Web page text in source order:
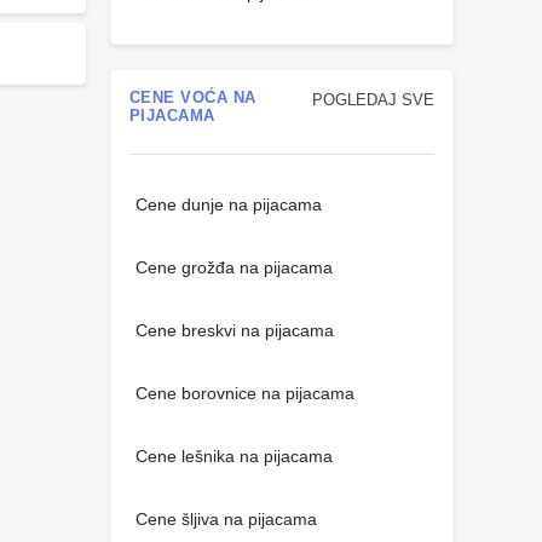
POGLEDAJ SVE
CENE VOĆA NA
PIJACAMA
Cene dunje na pijacama
Cene grožđa na pijacama
Cene breskvi na pijacama
Cene borovnice na pijacama
Cene lešnika na pijacama
Cene šljiva na pijacama